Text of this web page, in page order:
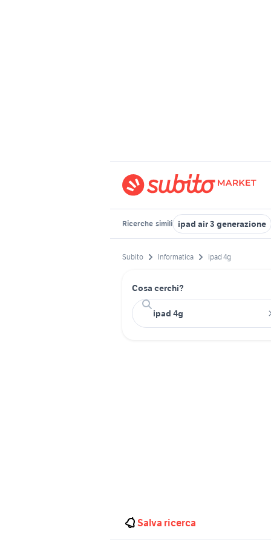
Ricerche simili ipad air 3 generazione
Subito Informatica ipad 4g
Cosa cerchi?
Salva ricerca